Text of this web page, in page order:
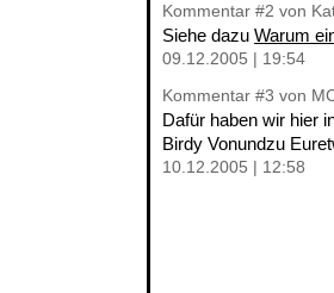
Kommentar #2 von
Siehe dazu Warum
09.12.2005 | 19:54
Kommentar #3 von
Dafür haben wir hier
Birdy Vonundzu
10.12.2005 | 12:58